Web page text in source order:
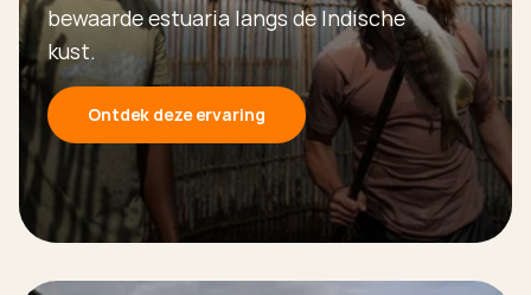
bewaarde estuaria langs de Indische
kust.
Ontdek deze ervaring